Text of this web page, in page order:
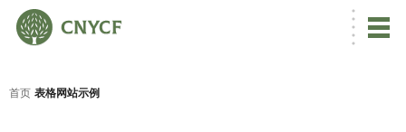
首页 表格网站示例